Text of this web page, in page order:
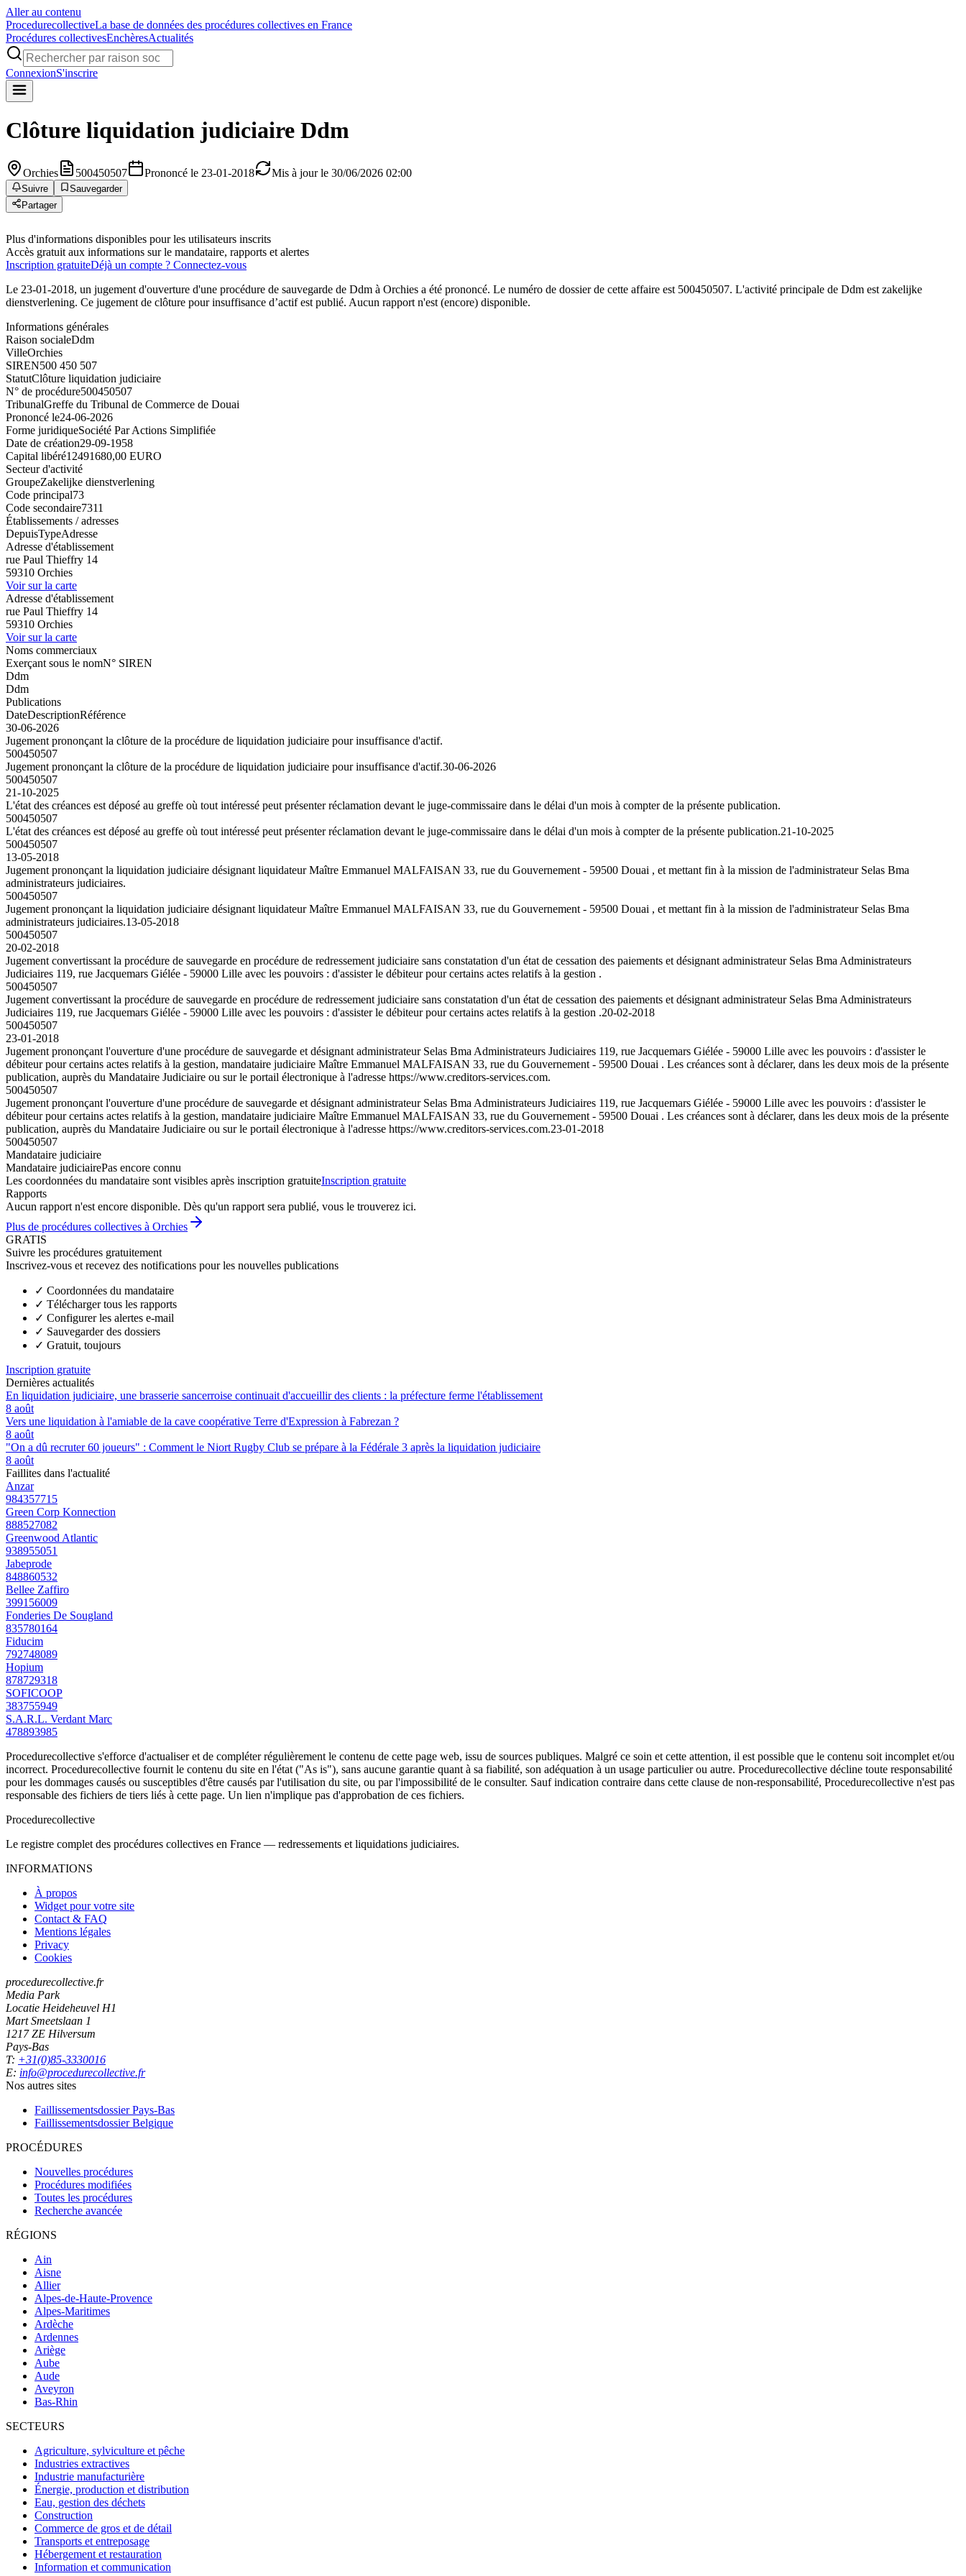
Aller au contenu
ProcedurecollectiveLa base de données des procédures collectives en France
Procédures collectivesEnchèresActualités
ConnexionS'inscrire
Clôture liquidation judiciaire Ddm
Orchies 500450507 Prononcé le 23-01-2018 Mis à jour le 30/06/2026 02:00
Suivre
Sauvegarder
Partager
Plus d'informations disponibles pour les utilisateurs inscrits
Accès gratuit aux informations sur le mandataire, rapports et alertes
Inscription gratuiteDéjà un compte ? Connectez-vous
Le 23-01-2018, un jugement d'ouverture d'une procédure de sauvegarde de Ddm à Orchies a été prononcé. Le numéro de dossier de cette affaire est 500450507. L'activité principale de Ddm est zakelijke
dienstverlening. Ce jugement de clôture pour insuffisance d’actif est publié. Aucun rapport n'est (encore) disponible.
Informations générales
Raison socialeDdm
VilleOrchies
SIREN500 450 507
StatutClôture liquidation judiciaire
N° de procédure500450507
TribunalGreffe du Tribunal de Commerce de Douai
Prononcé le24-06-2026
Forme juridiqueSociété Par Actions Simplifiée
Date de création29-09-1958
Capital libéré12491680,00 EURO
Secteur d'activité
GroupeZakelijke dienstverlening
Code principal73
Code secondaire7311
Établissements / adresses
DepuisTypeAdresse
Adresse d'établissement
rue Paul Thieffry 14
59310 Orchies
Voir sur la carte
Adresse d'établissement
rue Paul Thieffry 14
59310 Orchies
Voir sur la carte
Noms commerciaux
Exerçant sous le nomN° SIREN
Ddm
Ddm
Publications
DateDescriptionRéférence
30-06-2026
Jugement prononçant la clôture de la procédure de liquidation judiciaire pour insuffisance d'actif.
500450507
Jugement prononçant la clôture de la procédure de liquidation judiciaire pour insuffisance d'actif.30-06-2026
500450507
21-10-2025
L'état des créances est déposé au greffe où tout intéressé peut présenter réclamation devant le juge-commissaire dans le délai d'un mois à compter de la présente publication.
500450507
L'état des créances est déposé au greffe où tout intéressé peut présenter réclamation devant le juge-commissaire dans le délai d'un mois à compter de la présente publication.21-10-2025
500450507
13-05-2018
Jugement prononçant la liquidation judiciaire désignant liquidateur Maître Emmanuel MALFAISAN 33, rue du Gouvernement - 59500 Douai , et mettant fin à la mission de l'administrateur Selas Bma
administrateurs judiciaires.
500450507
Jugement prononçant la liquidation judiciaire désignant liquidateur Maître Emmanuel MALFAISAN 33, rue du Gouvernement - 59500 Douai , et mettant fin à la mission de l'administrateur Selas Bma
administrateurs judiciaires.13-05-2018
500450507
20-02-2018
Jugement convertissant la procédure de sauvegarde en procédure de redressement judiciaire sans constatation d'un état de cessation des paiements et désignant administrateur Selas Bma Administrateurs
Judiciaires 119, rue Jacquemars Giélée - 59000 Lille avec les pouvoirs : d'assister le débiteur pour certains actes relatifs à la gestion .
500450507
Jugement convertissant la procédure de sauvegarde en procédure de redressement judiciaire sans constatation d'un état de cessation des paiements et désignant administrateur Selas Bma Administrateurs
Judiciaires 119, rue Jacquemars Giélée - 59000 Lille avec les pouvoirs : d'assister le débiteur pour certains actes relatifs à la gestion .20-02-2018
500450507
23-01-2018
Jugement prononçant l'ouverture d'une procédure de sauvegarde et désignant administrateur Selas Bma Administrateurs Judiciaires 119, rue Jacquemars Giélée - 59000 Lille avec les pouvoirs : d'assister le
débiteur pour certains actes relatifs à la gestion, mandataire judiciaire Maître Emmanuel MALFAISAN 33, rue du Gouvernement - 59500 Douai . Les créances sont à déclarer, dans les deux mois de la présente
publication, auprès du Mandataire Judiciaire ou sur le portail électronique à l'adresse https://www.creditors-services.com.
500450507
Jugement prononçant l'ouverture d'une procédure de sauvegarde et désignant administrateur Selas Bma Administrateurs Judiciaires 119, rue Jacquemars Giélée - 59000 Lille avec les pouvoirs : d'assister le
débiteur pour certains actes relatifs à la gestion, mandataire judiciaire Maître Emmanuel MALFAISAN 33, rue du Gouvernement - 59500 Douai . Les créances sont à déclarer, dans les deux mois de la présente
publication, auprès du Mandataire Judiciaire ou sur le portail électronique à l'adresse https://www.creditors-services.com.23-01-2018
500450507
Mandataire judiciaire
Mandataire judiciairePas encore connu
Les coordonnées du mandataire sont visibles après inscription gratuiteInscription gratuite
Rapports
Aucun rapport n'est encore disponible. Dès qu'un rapport sera publié, vous le trouverez ici.
Plus de procédures collectives à Orchies
GRATIS
Suivre les procédures gratuitement
Inscrivez-vous et recevez des notifications pour les nouvelles publications
✓ Coordonnées du mandataire
✓ Télécharger tous les rapports
✓ Configurer les alertes e-mail
✓ Sauvegarder des dossiers
✓ Gratuit, toujours
Inscription gratuite
Dernières actualités
En liquidation judiciaire, une brasserie sancerroise continuait d'accueillir des clients : la préfecture ferme l'établissement
8 août
Vers une liquidation à l'amiable de la cave coopérative Terre d'Expression à Fabrezan ?
8 août
"On a dû recruter 60 joueurs" : Comment le Niort Rugby Club se prépare à la Fédérale 3 après la liquidation judiciaire
8 août
Faillites dans l'actualité
Anzar
984357715
Green Corp Konnection
888527082
Greenwood Atlantic
938955051
Jabeprode
848860532
Bellee Zaffiro
399156009
Fonderies De Sougland
835780164
Fiducim
792748089
Hopium
878729318
SOFICOOP
383755949
S.A.R.L. Verdant Marc
478893985
Procedurecollective s'efforce d'actualiser et de compléter régulièrement le contenu de cette page web, issu de sources publiques. Malgré ce soin et cette attention, il est possible que le contenu soit incomplet et/ou
incorrect. Procedurecollective fournit le contenu du site en l'état ("As is"), sans aucune garantie quant à sa fiabilité, son adéquation à un usage particulier ou autre. Procedurecollective décline toute responsabilité
pour les dommages causés ou susceptibles d'être causés par l'utilisation du site, ou par l'impossibilité de le consulter. Sauf indication contraire dans cette clause de non-responsabilité, Procedurecollective n'est pas
responsable des fichiers de tiers liés à cette page. Un lien n'implique pas d'approbation de ces fichiers.
Procedurecollective
Le registre complet des procédures collectives en France — redressements et liquidations judiciaires.
INFORMATIONS
À propos
Widget pour votre site
Contact & FAQ
Mentions légales
Privacy
Cookies
procedurecollective.fr
Media Park
Locatie Heideheuvel H1
Mart Smeetslaan 1
1217 ZE Hilversum
Pays-Bas
T: +31(0)85-3330016
E: info@procedurecollective.fr
Nos autres sites
Faillissementsdossier Pays-Bas
Faillissementsdossier Belgique
PROCÉDURES
Nouvelles procédures
Procédures modifiées
Toutes les procédures
Recherche avancée
RÉGIONS
Ain
Aisne
Allier
Alpes-de-Haute-Provence
Alpes-Maritimes
Ardèche
Ardennes
Ariège
Aube
Aude
Aveyron
Bas-Rhin
SECTEURS
Agriculture, sylviculture et pêche
Industries extractives
Industrie manufacturière
Énergie, production et distribution
Eau, gestion des déchets
Construction
Commerce de gros et de détail
Transports et entreposage
Hébergement et restauration
Information et communication